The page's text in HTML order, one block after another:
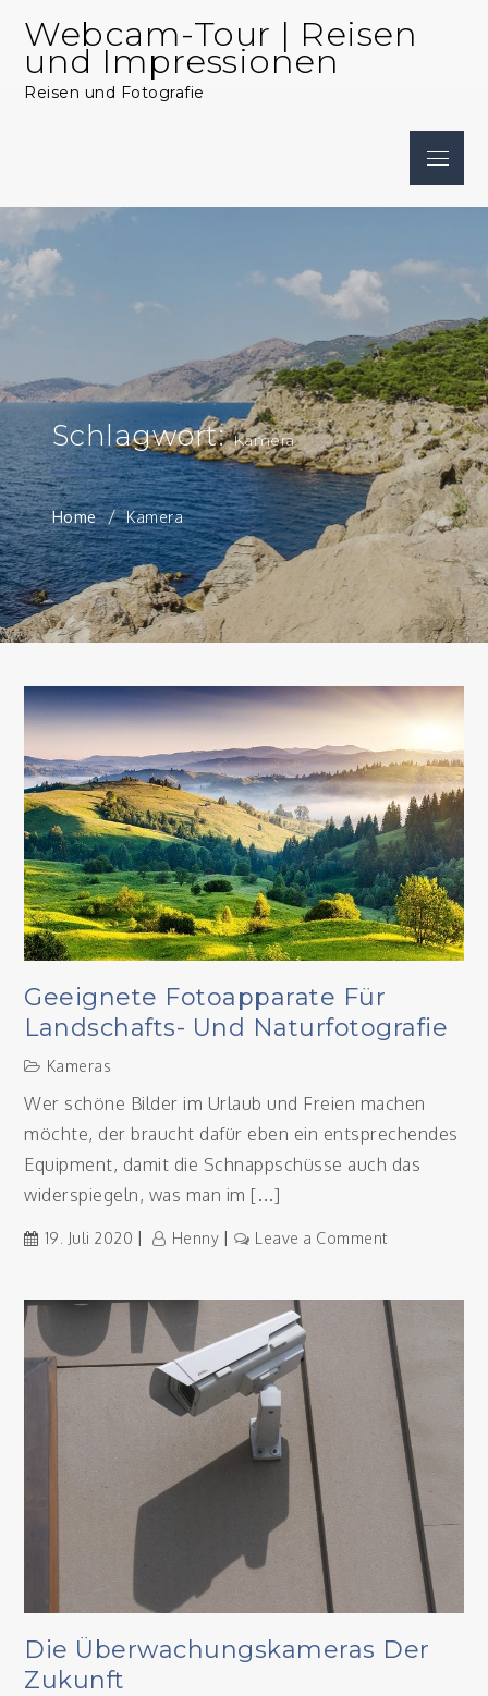
content
Webcam-Tour | Reisen
und Impressionen
Reisen und Fotografie
Menu
Schlagwort:Kamera
Home Kamera
Geeignete Fotoapparate Für
Landschafts- Und Naturfotografie
Kameras
Wer schöne Bilder im Urlaub und Freien machen
möchte, der braucht dafür eben ein entsprechendes
Equipment, damit die Schnappschüsse auch das
widerspiegeln, was man im […]
19. Juli 2020 Henny Leave a Commenton
für
Landschafts-
und
Die Überwachungskameras Der
Zukunft